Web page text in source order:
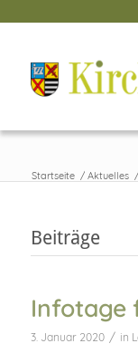
Startseite / Aktuelles /
Beiträge
Infotage
3. Januar 2020 / in